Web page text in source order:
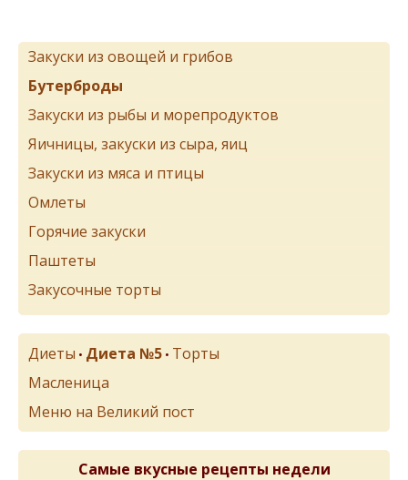
Закуски из овощей и грибов
Бутерброды
Закуски из рыбы и морепродуктов
Яичницы, закуски из сыра, яиц
Закуски из мяса и птицы
Омлеты
Горячие закуски
Паштеты
Закусочные торты
Диеты • Диета №5 • Торты
Масленица
Меню на Великий пост
Самые вкусные рецепты недели